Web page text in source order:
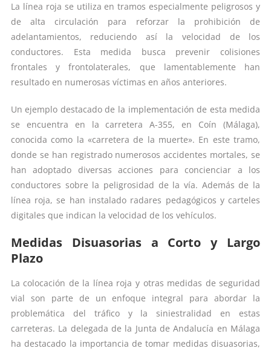
La línea roja se utiliza en tramos especialmente peligrosos y
de alta circulación para reforzar la prohibición de
adelantamientos, reduciendo así la velocidad de los
conductores. Esta medida busca prevenir colisiones
frontales y frontolaterales, que lamentablemente han
resultado en numerosas víctimas en años anteriores.
Un ejemplo destacado de la implementación de esta medida
se encuentra en la carretera A-355, en Coín (Málaga),
conocida como la «carretera de la muerte». En este tramo,
donde se han registrado numerosos accidentes mortales, se
han adoptado diversas acciones para concienciar a los
conductores sobre la peligrosidad de la vía. Además de la
línea roja, se han instalado radares pedagógicos y carteles
digitales que indican la velocidad de los vehículos.
Medidas Disuasorias a Corto y Largo
Plazo
La colocación de la línea roja y otras medidas de seguridad
vial son parte de un enfoque integral para abordar la
problemática del tráfico y la siniestralidad en estas
carreteras. La delegada de la Junta de Andalucía en Málaga
ha destacado la importancia de tomar medidas disuasorias,